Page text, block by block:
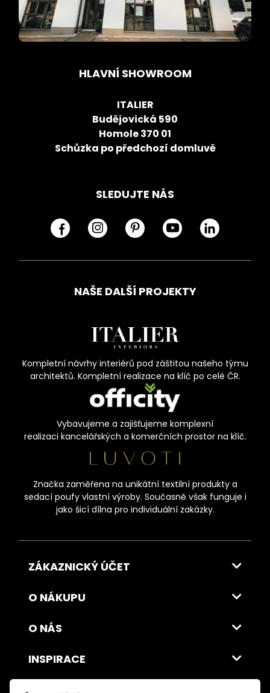
HLAVNÍ SHOWROOM
ITALIER
Budějovická 590
Homole 370 01
Schůzka po předchozí domluvě
SLEDUJTE NÁS
NAŠE DALŠÍ PROJEKTY
Kompletní návrhy interiérů pod záštitou našeho týmu
architektů. Kompletní realizace na klíč po celé ČR.
Vybavujeme a zajišťujeme komplexní
realizaci kancelářských a komerčních prostor na klíč.
Značka zaměřena na unikátní textilní produkty a
sedací poufy vlastní výroby. Současně však funguje i
jako šicí dílna pro individuální zakázky.
ZÁKAZNICKÝ ÚČET
O NÁKUPU
O NÁS
INSPIRACE
DOPRAVA A PLATBA